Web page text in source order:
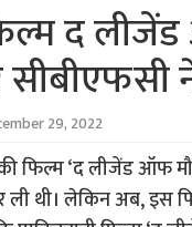
द
सीबीएफसी
29, 2022
फिल्म ‘द लीजेंड ऑफ
ली थी। लेकिन अब, इस